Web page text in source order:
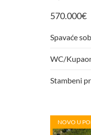
570.000€
Spavaće
WC/
Stambeni
NOVO U